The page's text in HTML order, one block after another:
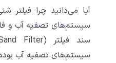
e
-
a
l
t
g
r
a
آیا می‌دانید چرا فیلتر
سیستم‌های تصفیه آب و
سیستم‌های تصفیه آب